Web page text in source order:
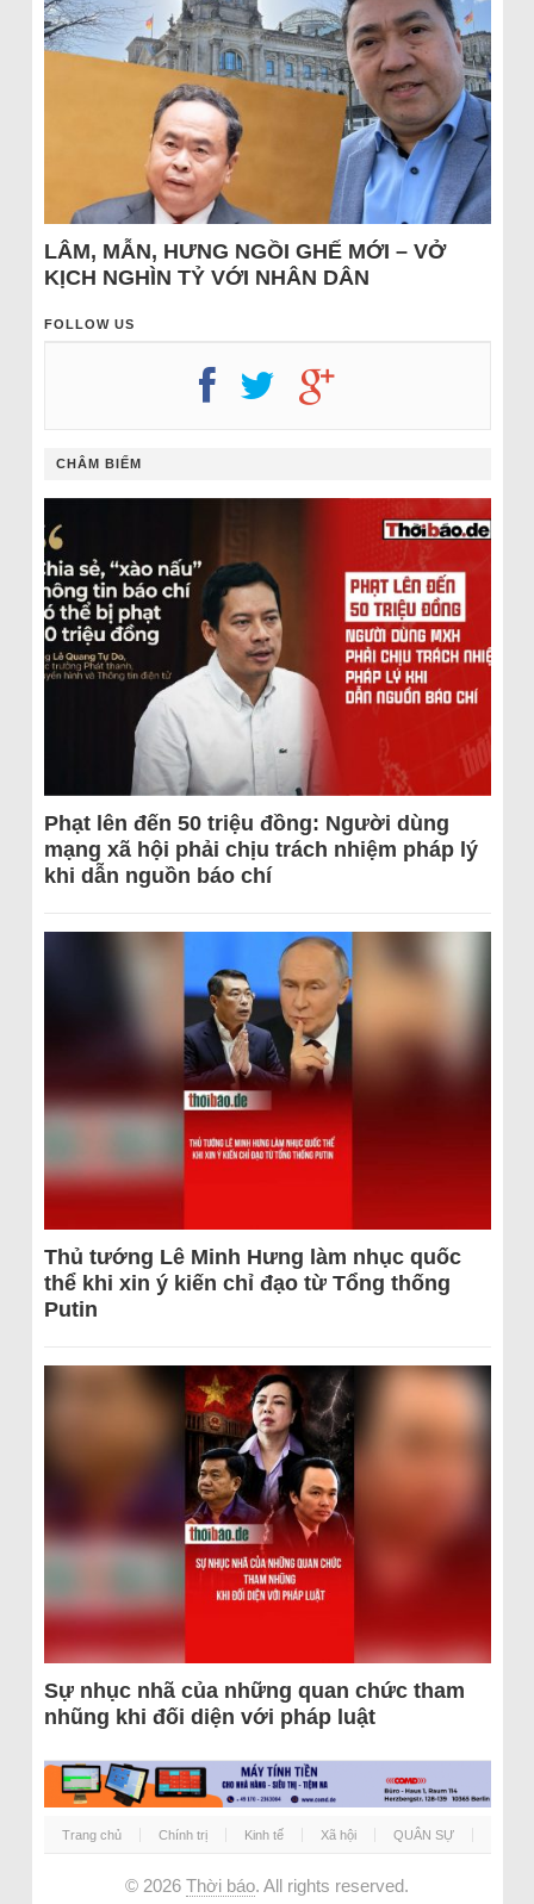
LÂM, MẪN, HƯNG NGỒI GHẾ MỚI – VỞ
KỊCH NGHÌN TỶ VỚI NHÂN DÂN
FOLLOW US
CHÂM BIẾM
Phạt lên đến 50 triệu đồng: Người dùng
mạng xã hội phải chịu trách nhiệm pháp lý
khi dẫn nguồn báo chí
Thủ tướng Lê Minh Hưng làm nhục quốc
thể khi xin ý kiến chỉ đạo từ Tổng thống
Putin
Sự nhục nhã của những quan chức tham
nhũng khi đối diện với pháp luật
Trang chủ Chính trị Kinh tế Xã hội QUÂN SỰ
© 2026 Thời báo. All rights reserved.